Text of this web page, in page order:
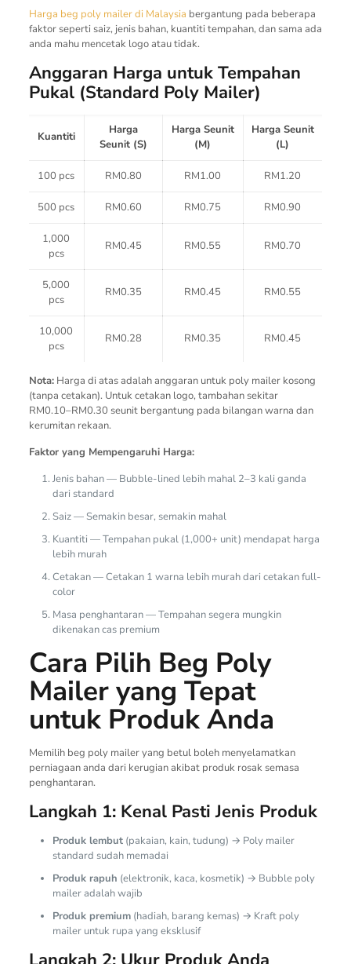
Harga beg poly mailer di Malaysia bergantung pada beberapa
faktor seperti saiz, jenis bahan, kuantiti tempahan, dan sama ada
anda mahu mencetak logo atau tidak.
Anggaran Harga untuk Tempahan
Pukal (Standard Poly Mailer)
Kuantiti
Harga
Seunit (S)
Harga Seunit
(M)
Harga Seunit
(L)
100 pcs RM0.80 RM1.00 RM1.20
500 pcs RM0.60 RM0.75 RM0.90
1,000
pcs
RM0.45 RM0.55 RM0.70
5,000
pcs
RM0.35 RM0.45 RM0.55
10,000
pcs
RM0.28 RM0.35 RM0.45
Nota:Harga di atas adalah anggaran untuk poly mailer kosong
(tanpa cetakan). Untuk cetakan logo, tambahan sekitar
RM0.10–RM0.30 seunit bergantung pada bilangan warna dan
kerumitan rekaan.
Faktor yang Mempengaruhi Harga:
Jenis bahan — Bubble-lined lebih mahal 2–3 kali ganda
dari standard
Saiz — Semakin besar, semakin mahal
Kuantiti — Tempahan pukal (1,000+ unit) mendapat harga
lebih murah
Cetakan — Cetakan 1 warna lebih murah dari cetakan full-
color
Masa penghantaran — Tempahan segera mungkin
dikenakan cas premium
Cara Pilih Beg Poly
Mailer yang Tepat
untuk Produk Anda
Memilih beg poly mailer yang betul boleh menyelamatkan
perniagaan anda dari kerugian akibat produk rosak semasa
penghantaran.
Langkah 1: Kenal Pasti Jenis Produk
Produk lembut(pakaian, kain, tudung) → Poly mailer
standard sudah memadai
Produk rapuh (elektronik, kaca, kosmetik) → Bubble poly
mailer adalah wajib
Produk premium(hadiah, barang kemas) → Kraft poly
mailer untuk rupa yang eksklusif